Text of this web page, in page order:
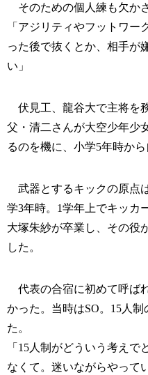
そのための個人練も欠か
「アジリティやフットワ
った後で抜くとか、相手が
い」
伏見工、龍谷大で主将を
父・清二さんが大空少年少
るのを機に、小学5年時か
武器とするキックの原点
学3年時。1学年上でキッカ
大塚朱紗が卒業し、その役
した。
代表の合宿に初めて呼ば
かった。当時はSO。15人
た。
「15人制がどういう考え
なくて。迷いながらやって